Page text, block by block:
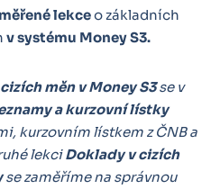
lekceo základních
v systému Money S3.
měn v Money S3se v
a kurzovní lístky
kurzovním lístkem z ČNB a
lekciDoklady v cizích
se zaměříme na správnou